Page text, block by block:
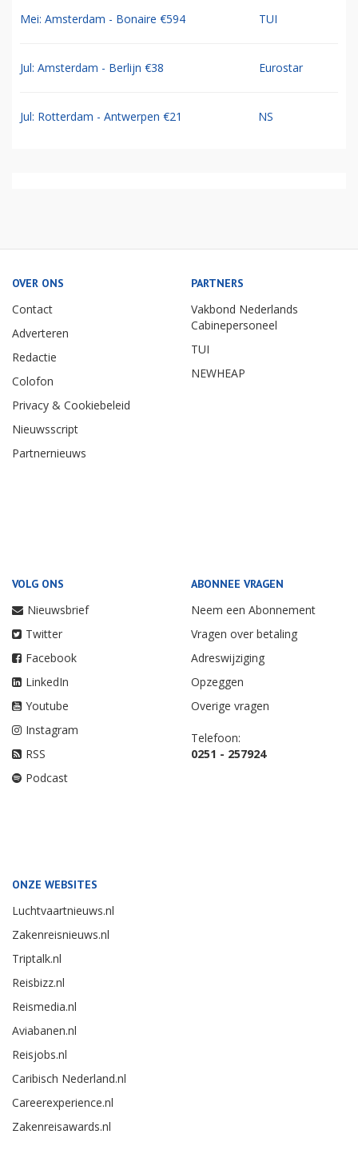
Mei: Amsterdam - Bonaire €594 TUI
Jul: Amsterdam - Berlijn €38 Eurostar
Jul: Rotterdam - Antwerpen €21 NS
OVER ONS
Contact
Adverteren
Redactie
Colofon
Privacy & Cookiebeleid
Nieuwsscript
Partnernieuws
PARTNERS
Vakbond Nederlands
Cabinepersoneel
TUI
NEWHEAP
VOLG ONS
Nieuwsbrief
Twitter
Facebook
LinkedIn
Youtube
Instagram
RSS
Podcast
ABONNEE VRAGEN
Neem een Abonnement
Vragen over betaling
Adreswijziging
Opzeggen
Overige vragen
Telefoon:
0251 - 257924
ONZE WEBSITES
Luchtvaartnieuws.nl
Zakenreisnieuws.nl
Triptalk.nl
Reisbizz.nl
Reismedia.nl
Aviabanen.nl
Reisjobs.nl
Caribisch Nederland.nl
Careerexperience.nl
Zakenreisawards.nl